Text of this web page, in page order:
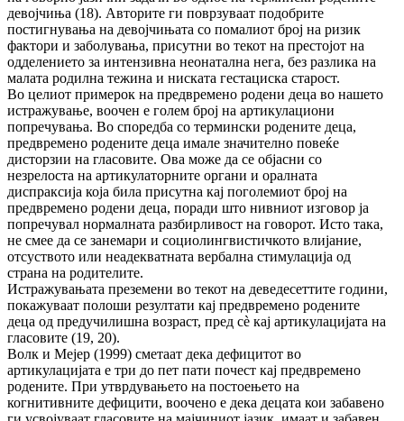
девојчиња (18). Авторите ги поврзуваат подобрите
постигнувања на девојчињата со помалиот број на ризик
фактори и заболувања, присутни во текот на престојот на
одделението за интензивна неонатална нега, без разлика на
малата родилна тежина и ниската гестациска старост.
Во целиот примерок на предвремено родени деца во нашето
истражување, воочен е голем број на артикулациони
попречувања. Во споредба со термински родените деца,
предвремено родените деца имале значително повеќе
дисторзии на гласовите. Ова може да се објасни со
незрелоста на артикулаторните органи и оралната
диспраксија која била присутна кај поголемиот број на
предвремено родени деца, поради што нивниот изговор ја
попречувал нормалната разбирливост на говорот. Исто така,
не смее да се занемари и социолингвистичкото влијание,
отсуството или неадекватната вербална стимулација од
страна на родителите.
Истражувањата преземени во текот на деведесеттите години,
покажуваат полоши резултати кај предвремено родените
деца од предучилишна возраст, пред сè кај артикулацијата на
гласовите (19, 20).
Волк и Мејер (1999) сметаат дека дефицитот во
артикулацијата е три до пет пати почест кај предвремено
родените. При утврдувањето на постоењето на
когнитивните дефицити, воочено е дека децата кои забавено